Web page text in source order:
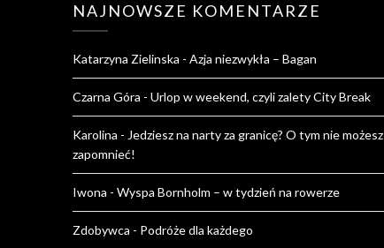
NAJNOWSZE KOMENTARZE
Katarzyna Zielinska - Azja niezwykła – Bagan
Czarna Góra - Urlop w weekend, czyli zalety City Break
Karolina - Jedziesz na narty za granicę? O tym nie możesz
zapomnieć!
Iwona - Wyspa Bornholm – w tydzień na rowerze
Zdobywca - Podróże dla każdego